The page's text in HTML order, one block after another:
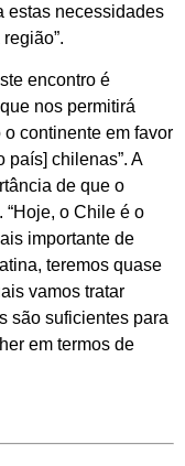
estas necessidades
encontro é
nos permitirá
continente em favor
país] chilenas”. A
de que o
o Chile é o
importante de
teremos quase
vamos tratar
são suficientes para
em termos de